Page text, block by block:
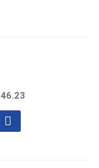
46.23